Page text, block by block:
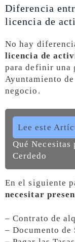
Diferencia
licencia de
No hay
licencia de
para definir una
Ayuntamiento
negocio.
Lee este
Qué
Cerdedo
En el siguiente
necesitar
– Contrato de
– Documento